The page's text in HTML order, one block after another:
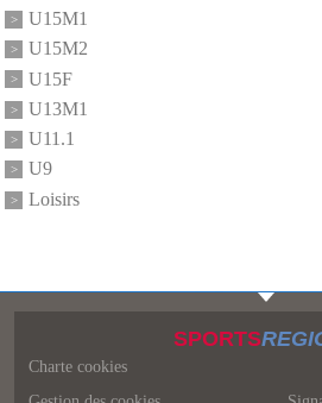
U15M1
U15M2
U15F
U13M1
U11.1
U9
Loisirs
SPORTS
Charte cookies